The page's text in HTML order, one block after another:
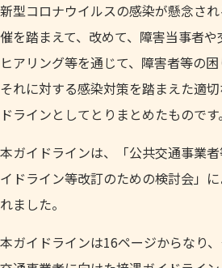
新型コロナウイルスの感染が懸念さ
催を踏まえて、改めて、障害当事者
ヒアリング等を通じて、障害者等の困
それに対する感染対策を踏まえた適
ドラインとしてとりまとめたものです。
本ガイドラインは、「公共交通事業
イドライン等改訂のための検討会」
れました。
本ガイドラインは16ページからなり